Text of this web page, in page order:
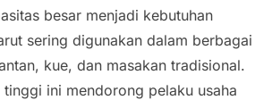
besar menjadi kebutuhan
sering digunakan dalam berbagai
kue, dan masakan tradisional.
tinggi ini mendorong pelaku usaha